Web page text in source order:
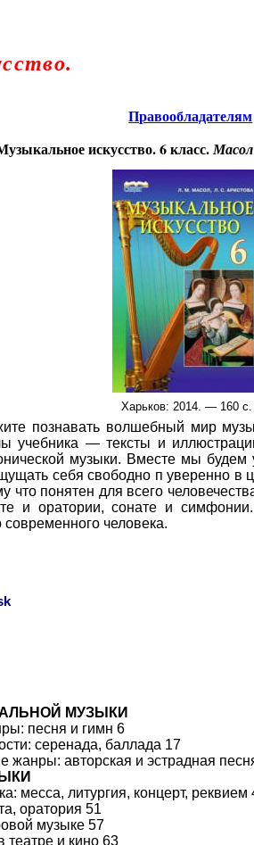
Правообладателям
искусство. 6 класс.
Харьков: 2014. — 160 с.
познавать волшебный мир
учебника — тексты и
музыки. Вместе мы будем
себя свободно п уверенно в
понятен для всего
и оратории, сонате и
человека.
МУЗЫКИ
песня и гимн 6
серенада, баллада 17
авторская и эстрадная
месса, литургия, концерт, реквием
оратория 51
музыке 57
и кино 63